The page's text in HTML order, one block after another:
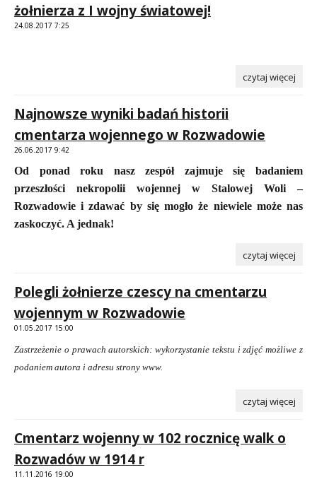
żołnierza z I wojny światowej!
24.08.2017 7:25
czytaj więcej
Najnowsze wyniki badań historii
cmentarza wojennego w Rozwadowie
26.06.2017 9:42
Od ponad roku nasz zespół zajmuje się badaniem
przeszłości nekropolii wojennej w Stalowej Woli –
Rozwadowie i zdawać by się mogło że niewiele może nas
zaskoczyć. A jednak!
czytaj więcej
Polegli żołnierze czescy na cmentarzu
wojennym w Rozwadowie
01.05.2017 15:00
Zastrzeżenie o prawach autorskich:wykorzystanie tekstu i zdjęć możliwe z
podaniem autora i adresu strony www.
czytaj więcej
Cmentarz wojenny w 102 rocznicę walk o
Rozwadów w 1914 r
11.11.2016 19:00